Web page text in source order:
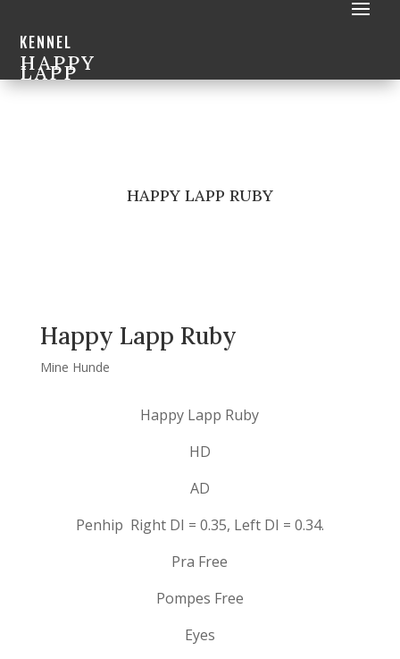
KENNEL
HAPPY
LAPP
HAPPY LAPP RUBY
Happy Lapp Ruby
Mine Hunde
Happy Lapp Ruby
HD
AD
Penhip Right DI = 0.35, Left DI = 0.34.
Pra Free
Pompes Free
Eyes